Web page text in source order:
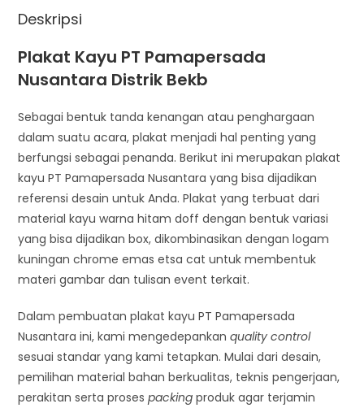
Deskripsi
Plakat Kayu PT Pamapersada
Nusantara Distrik Bekb
Sebagai bentuk tanda kenangan atau penghargaan
dalam suatu acara, plakat menjadi hal penting yang
berfungsi sebagai penanda. Berikut ini merupakan plakat
kayu PT Pamapersada Nusantara yang bisa dijadikan
referensi desain untuk Anda. Plakat yang terbuat dari
material kayu warna hitam doff dengan bentuk variasi
yang bisa dijadikan box, dikombinasikan dengan logam
kuningan chrome emas etsa cat untuk membentuk
materi gambar dan tulisan event terkait.
Dalam pembuatan plakat kayu PT Pamapersada
Nusantara ini, kami mengedepankanquality control
sesuai standar yang kami tetapkan. Mulai dari desain,
pemilihan material bahan berkualitas, teknis pengerjaan,
perakitan serta prosespacking produk agar terjamin